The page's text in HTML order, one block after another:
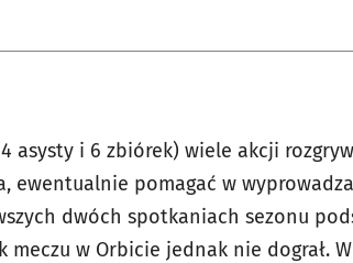
asysty i 6 zbiórek) wiele akcji
ewentualnie pomagać w
dwóch spotkaniach sezonu
w Orbicie jednak nie dograł.